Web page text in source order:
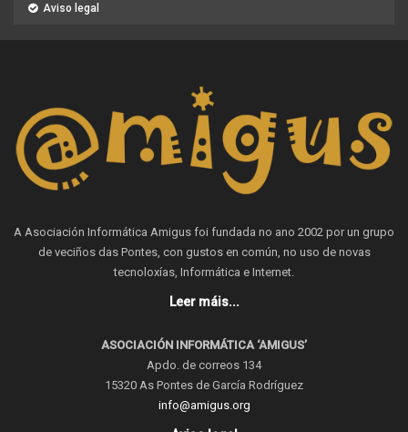
Aviso legal
A Asociación Informática Amigus foi fundada no ano 2002 por un grupo
de veciños das Pontes, con gustos en común, no uso de novas
tecnoloxías, Informática e Internet.
Leer máis...
ASOCIACIÓN INFORMÁTICA ‘AMIGUS’
Apdo. de correos 134
15320 As Pontes de García Rodríguez
info@amigus.org